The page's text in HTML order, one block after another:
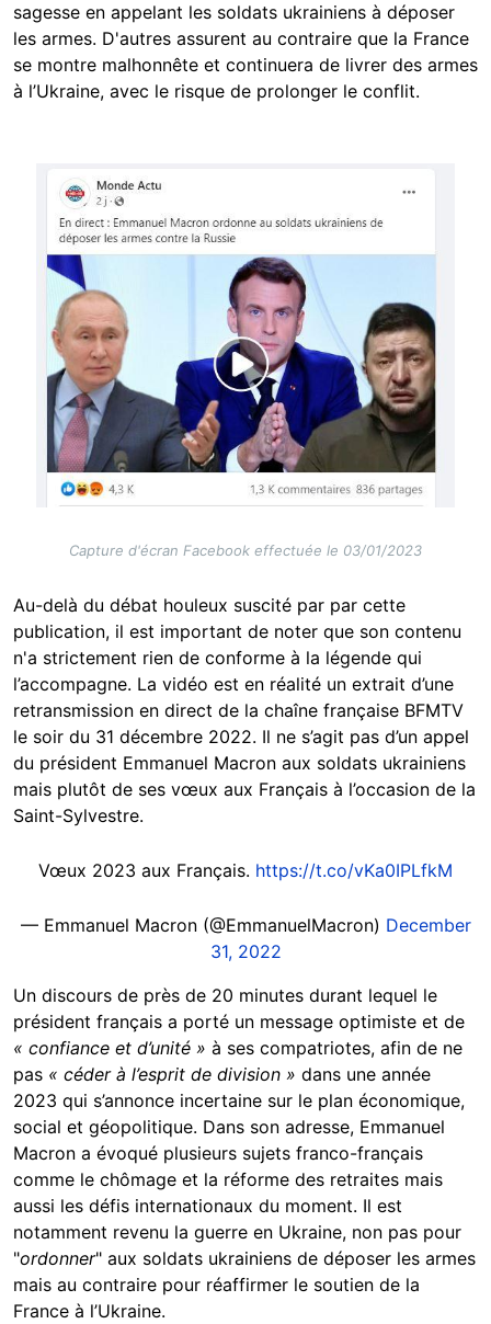
sagesse en appelant les soldats ukrainiens à déposer
les armes. D'autres assurent au contraire que la France
se montre malhonnête et continuera de livrer des armes
à l’Ukraine, avec le risque de prolonger le conflit.
Capture d'écran Facebook effectuée le 03/01/2023
Au-delà du débat houleux suscité par par cette
publication, il est important de noter que son contenu
n'a strictement rien de conforme à la légende qui
l’accompagne. La vidéo est en réalité un extrait d’une
retransmission en direct de la chaîne française BFMTV
le soir du 31 décembre 2022. Il ne s’agit pas d’un appel
du président Emmanuel Macron aux soldats ukrainiens
mais plutôt de ses vœux aux Français à l’occasion de la
Saint-Sylvestre.
Vœux 2023 aux Français. https://t.co/vKa0IPLfkM
— Emmanuel Macron (@EmmanuelMacron) December
31, 2022
Un discours de près de 20 minutes durant lequel le
président français a porté un message optimiste et de
« confiance et d’unité » à ses compatriotes, afin de ne
pas « céder à l’esprit de division » dans une année
2023 qui s’annonce incertaine sur le plan économique,
social et géopolitique. Dans son adresse, Emmanuel
Macron a évoqué plusieurs sujets franco-français
comme le chômage et la réforme des retraites mais
aussi les défis internationaux du moment. Il est
notamment revenu la guerre en Ukraine, non pas pour
"ordonner" aux soldats ukrainiens de déposer les armes
mais au contraire pour réaffirmer le soutien de la
France à l’Ukraine.